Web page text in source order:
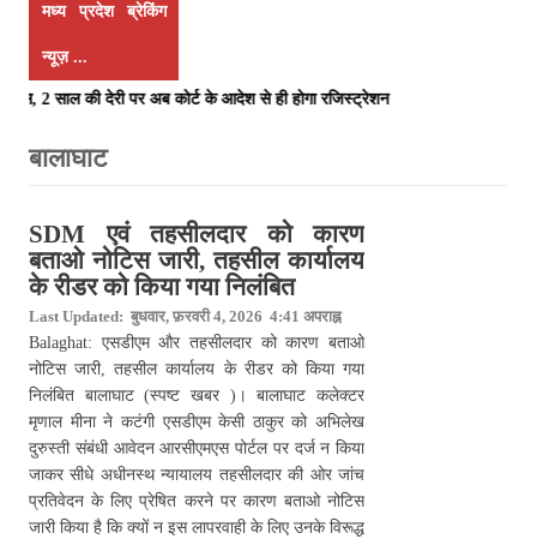
मध्य प्रदेश ब्रेकिंग
न्यूज़ ...
की देरी पर अब कोर्ट के आदेश से ही होगा रजिस्ट्रेशन chief editor Uttam
SDM एवं तहसीलदार को कारण
बताओ नोटिस जारी, तहसील कार्यालय
के रीडर को किया गया निलंबित
Last Updated: बुधवार, फ़रवरी 4, 2026 4:41 अपराह्न
Balaghat: एसडीएम और तहसीलदार को कारण बताओ
नोटिस जारी, तहसील कार्यालय के रीडर को किया गया
निलंबित बालाघाट (स्पष्ट खबर )। बालाघाट कलेक्‍टर
मृणाल मीना ने कटंगी एसडीएम केसी ठाकुर को अभिलेख
दुरुस्‍ती संबंधी आवेदन आरसीएमएस पोर्टल पर दर्ज न किया
जाकर सीधे अधीनस्‍थ न्‍यायालय तहसीलदार की ओर जांच
प्रतिवेदन के लिए प्रेषित करने पर कारण बताओ नोटिस
जारी किया है कि क्‍यों न इस लापरवाही के लिए उनके विरूद्ध